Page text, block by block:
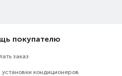
покупателю
заказ
установки кондиционеров